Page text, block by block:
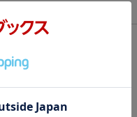
ル言語)／日本語(オリジナ
かじめご了承下さい。